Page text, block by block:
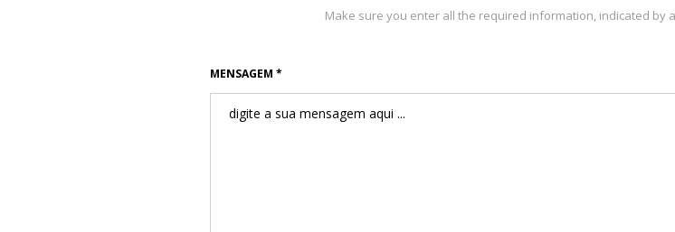
Make sure you enter all the required information, indicated by
MENSAGEM *